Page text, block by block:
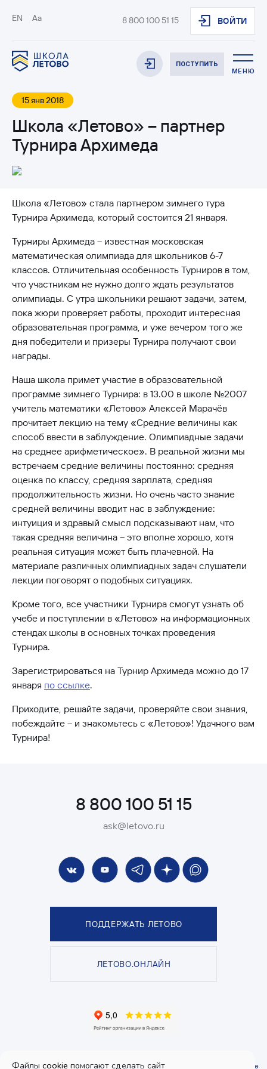
EN Aa 8 800 100 51 15 ВОЙТИ
ПОСТУПИТЬ
МЕНЮ
15 янв 2018
Школа «Летово» – партнер
Турнира Архимеда
Школа «Летово» стала партнером зимнего тура
Турнира Архимеда, который состоится 21 января.
Турниры Архимеда – известная московская
математическая олимпиада для школьников 6-7
классов. Отличительная особенность Турниров в том,
что участникам не нужно долго ждать результатов
олимпиады. С утра школьники решают задачи, затем,
пока жюри проверяет работы, проходит интересная
образовательная программа, и уже вечером того же
дня победители и призеры Турнира получают свои
награды.
Наша школа примет участие в образовательной
программе зимнего Турнира: в 13.00 в школе №2007
учитель математики «Летово» Алексей Марачёв
прочитает лекцию на тему «Средние величины как
способ ввести в заблуждение. Олимпиадные задачи
на среднее арифметическое». В реальной жизни мы
встречаем средние величины постоянно: средняя
оценка по классу, средняя зарплата, средняя
продолжительность жизни. Но очень часто знание
средней величины вводит нас в заблуждение:
интуиция и здравый смысл подсказывают нам, что
такая средняя величина – это вполне хорошо, хотя
реальная ситуация может быть плачевной. На
материале различных олимпиадных задач слушатели
лекции поговорят о подобных ситуациях.
Кроме того, все участники Турнира смогут узнать об
учебе и поступлении в «Летово» на информационных
стендах школы в основных точках проведения
Турнира.
Зарегистрироваться на Турнир Архимеда можно до 17
января по ссылке.
Приходите, решайте задачи, проверяйте свои знания,
побеждайте – и знакомьтесь с «Летово»! Удачного вам
Турнира!
8 800 100 51 15
ask@letovo.ru
ПОДДЕРЖАТЬ ЛЕТОВО
ЛЕТОВО.ОНЛАЙН
Политика конфиденциальностиипользовательское соглашение Согласие
Файлы cookie помогают сделать сайт